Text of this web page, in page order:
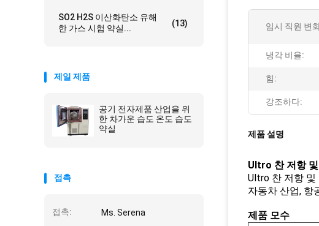
SO2 H2S 이산화탄소 유해
한 가스 시험 약실...
(13)
제일 제품
공기 전자제품 산업을 위
한 차가운 습도 온도 습도
약실
접촉
접촉: Ms. Serena
임시 직원 변
냉각 비율:
힘:
강조하다:
제품 설명
Ultro 찬 저항
Ultro 찬 저항 및
자동차 산업, 항
제품 모수